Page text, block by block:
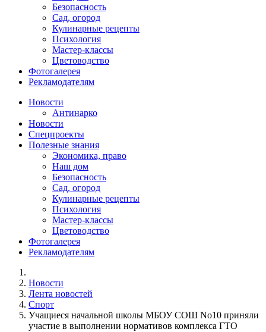
Безопасность
Сад, огород
Кулинарные рецепты
Психология
Мастер-классы
Цветоводство
Фотогалерея
Рекламодателям
Новости
Антинарко
Новости
Спецпроекты
Полезные знания
Экономика, право
Наш дом
Безопасность
Сад, огород
Кулинарные рецепты
Психология
Мастер-классы
Цветоводство
Фотогалерея
Рекламодателям
Новости
Лента новостей
Спорт
Учащиеся начальной школы МБОУ СОШ No10 приняли
участие в выполнении нормативов комплекса ГТО